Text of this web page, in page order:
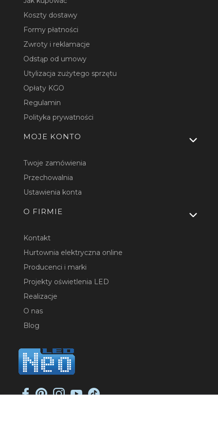
Koszty dostawy
Formy płatności
Zwroty i reklamacje
Odstąp od umowy
Utylizacja zużytego sprzętu
Opłaty KGO
Regulamin
Polityka prywatności
MOJE KONTO
Twoje zamówienia
Przechowalnia
Ustawienia konta
O FIRMIE
Kontakt
Hurtownia elektryczna online
Producenci i marki
Projekty oświetlenia LED
Realizacje
O nas
Blog